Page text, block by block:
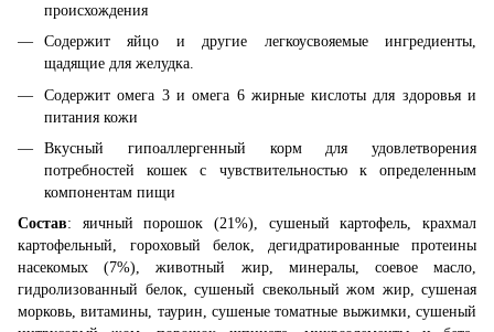
происхождения
Содержит яйцо и другие легкоусвояемые ингредиенты,
щадящие для желудка.
Содержит омега 3 и омега 6 жирные кислоты для здоровья и
питания кожи
Вкусный гипоаллергенный корм для удовлетворения
потребностей кошек с чувствительностью к определенным
компонентам пищи
Состав: яичный порошок (21%), сушеный картофель, крахмал
картофельный, гороховый белок, дегидратированные протеины
насекомых (7%), животный жир, минералы, соевое масло,
гидролизованный белок, сушеный свекольный жом жир, сушеная
морковь, витамины, таурин, сушеные томатные выжимки, сушеный